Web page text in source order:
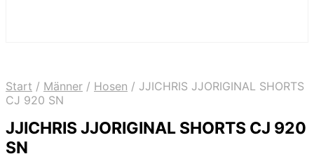
Start / Männer / Hosen / JJICHRIS JJORIGINAL SHORTS
CJ 920 SN
JJICHRIS JJORIGINAL SHORTS CJ 920
SN